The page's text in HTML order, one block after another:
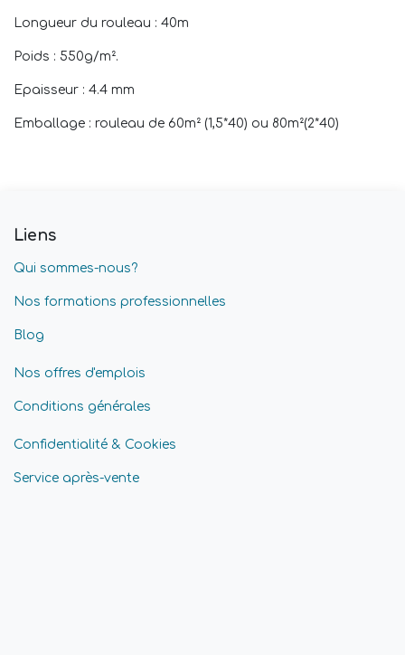
Longueur du rouleau : 40m
Poids : 550g/m².
Epaisseur : 4.4 mm
Emballage : rouleau de 60m² (1,5*40) ou 80m²(2*40)
Liens
Qui sommes-nous?
Nos formations professionnelles
Blog
Nos offres d'emplois
Conditions générales
Confidentialité & Cookies
Service après-vente